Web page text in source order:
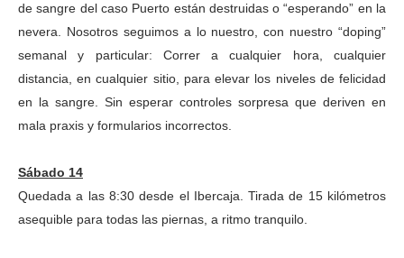
de sangre del caso Puerto están destruidas o “esperando” en la
nevera. Nosotros seguimos a lo nuestro, con nuestro “doping”
semanal y particular: Correr a cualquier hora, cualquier
distancia, en cualquier sitio, para elevar los niveles de felicidad
en la sangre. Sin esperar controles sorpresa que deriven en
mala praxis y formularios incorrectos.
Sábado 14
Quedada a las 8:30 desde el Ibercaja. Tirada de 15 kilómetros
asequible para todas las piernas, a ritmo tranquilo.